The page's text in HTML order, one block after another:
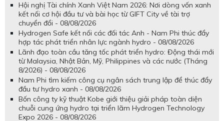
Hội nghị Tài chính Xanh Việt Nam 2026: Nơi dòng vốn xanh
kết nối cơ hội đầu tư và bài học từ GIFT City về tài trợ
chuyển đổi - 08/08/2026
Hydrogen Safe kết nối các đối tác Anh - Nam Phi thúc đẩy
hợp tác phát triển nhân lực ngành hydro - 08/08/2026
Lãnh đạo toàn cầu tăng tốc phát triển hydro: Động thái mới
từ Malaysia, Nhật Bản, Mỹ, Philippines và các nước (Tháng
8/2026) - 08/08/2026
Nam Phi tìm kiếm công cụ ngân sách trung lập để thúc đẩy
đầu tư hydro xanh - 08/08/2026
Bốn công ty kỹ thuật Kobe giới thiệu giải pháp toàn diện
chuỗi cung ứng hydro tại triển lãm Hydrogen Technology
Expo 2026 - 08/08/2026